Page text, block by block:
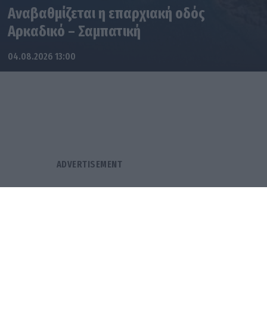
Αναβαθμίζεται η επαρχιακή οδός
Αρκαδικό – Σαμπατική
04.08.2026 13:00